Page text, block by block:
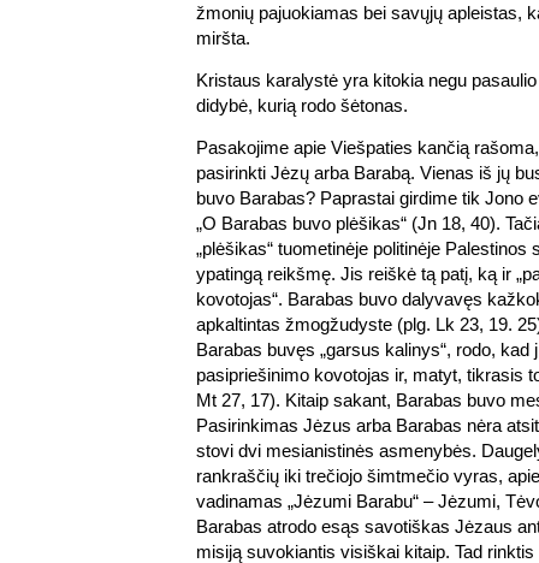
žmonių pajuokiamas bei savųjų apleistas,
miršta.
Kristaus karalystė yra kitokia negu
didybė, kurią rodo šėtonas.
Pasakojime apie Viešpaties kančią
pasirinkti Jėzų arba Barabą. Vienas iš jų
buvo Barabas? Paprastai girdime tik Jono
„O Barabas buvo plėšikas“ (Jn 18, 40).
„plėšikas“ tuometinėje politinėje Palestinos
ypatingą reikšmę. Jis reiškė tą patį, ką ir
kovotojas“. Barabas buvo dalyvavęs
apkaltintas žmogžudyste (plg. Lk 23, 19.
Barabas buvęs „garsus kalinys“, rodo, kad
pasipriešinimo kovotojas ir, matyt, tikrasis
Mt 27, 17). Kitaip sakant, Barabas buvo
Pasirinkimas Jėzus arba Barabas nėra
stovi dvi mesianistinės asmenybės.
rankraščių iki trečiojo šimtmečio vyras,
vadinamas „Jėzumi Barabu“ – Jėzumi,
Barabas atrodo esąs savotiškas Jėzaus
misiją suvokiantis visiškai kitaip. Tad